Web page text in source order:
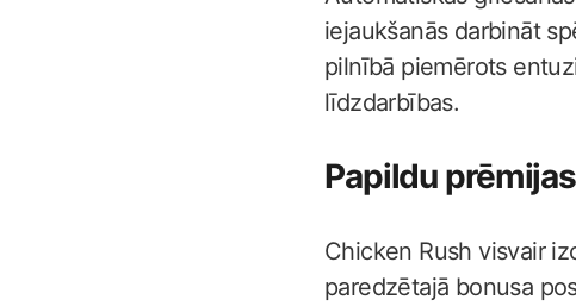
iejaukšanās darbināt
pilnībā piemērots
līdzdarbības.
Papildu
Chicken Rush visvair
paredzētajā bonusa